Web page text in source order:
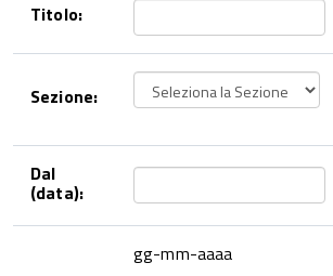
Titolo:
Sezione:
Dal
(data):
gg-mm-aaaa